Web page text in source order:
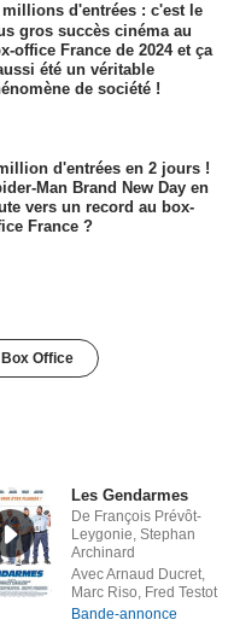
millions d'entrées : c'est le
gros succès cinéma au
office France de 2024 et ça
été un véritable
de société !
d'entrées en 2 jours !
Man Brand New Day en
vers un record au box-
France ?
Office
Les Gendarmes
De François Prévôt-
Leygonie, Stephan
Archinard
Avec Arnaud Ducret,
Marc Riso, Fred Testot
Bande-annonce